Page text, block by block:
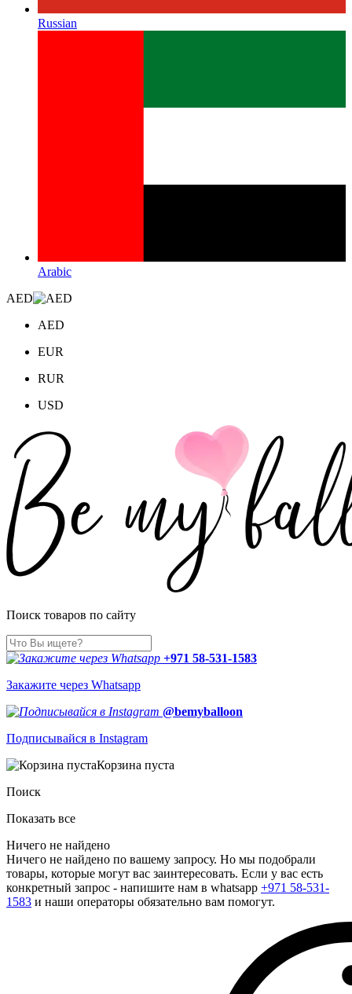
Russian
Arabic
AED
AED
EUR
RUR
USD
Поиск товаров по сайту
+971 58-531-1583
Закажите через Whatsapp
@bemyballoon
Подписывайся в Instagram
Корзина пуста
Поиск
Показать все
Ничего не найдено
Ничего не найдено по вашему запросу. Но мы подобрали
товары, которые могут вас заинтересовать. Если у вас есть
конкретный запрос - напишите нам в whatsapp +971 58-531-
1583 и наши операторы обязательно вам помогут.